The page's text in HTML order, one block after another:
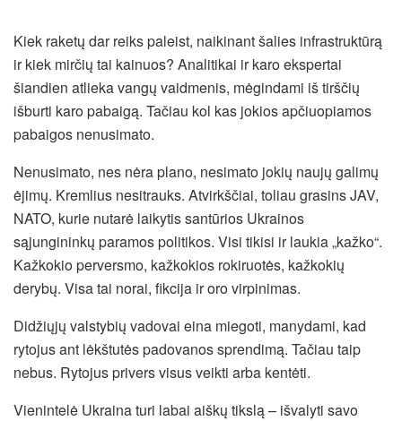
Kiek raketų dar reiks paleist, naikinant šalies infrastruktūrą
ir kiek mirčių tai kainuos? Analitikai ir karo ekspertai
šiandien atlieka vangų vaidmenis, mėgindami iš tirščių
išburti karo pabaigą. Tačiau kol kas jokios apčiuopiamos
pabaigos nenusimato.
Nenusimato, nes nėra plano, nesimato jokių naujų galimų
ėjimų. Kremlius nesitrauks. Atvirkščiai, toliau grasins JAV,
NATO, kurie nutarė laikytis santūrios Ukrainos
sąjungininkų paramos politikos. Visi tikisi ir laukia „kažko“.
Kažkokio perversmo, kažkokios rokiruotės, kažkokių
derybų. Visa tai norai, fikcija ir oro virpinimas.
Didžiųjų valstybių vadovai eina miegoti, manydami, kad
rytojus ant lėkštutės padovanos sprendimą. Tačiau taip
nebus. Rytojus privers visus veikti arba kentėti.
Vienintelė Ukraina turi labai aiškų tikslą – išvalyti savo